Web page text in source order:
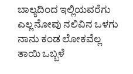
ಬಾಲ್ಯದಿಂದ ಇಲ್ಲಿಯವರೆಗು
ಎಲ್ಲ ನೋವು ನಲಿವಿನ ಒಳಗು
ನಾನು ಕಂಡ ಲೋಕವೆಲ್ಲ
ತಾಯಿ ಒಬ್ಬಳೆ